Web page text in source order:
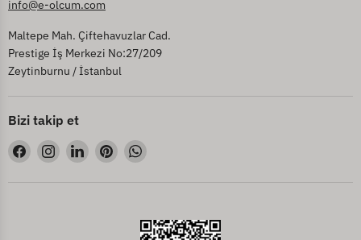
info@e-olcum.com
Maltepe Mah. Çiftehavuzlar Cad.
Prestige İş Merkezi No:27/209
Zeytinburnu / İstanbul
Bizi takip et
Bizi
Facebook&#39;de
bul
Bizi
Instagram&#39;de
bul
Bizi
LinkedIn&#39;de
bul
Bizi
Pinterest&#39;de
bul
Bizi
bul